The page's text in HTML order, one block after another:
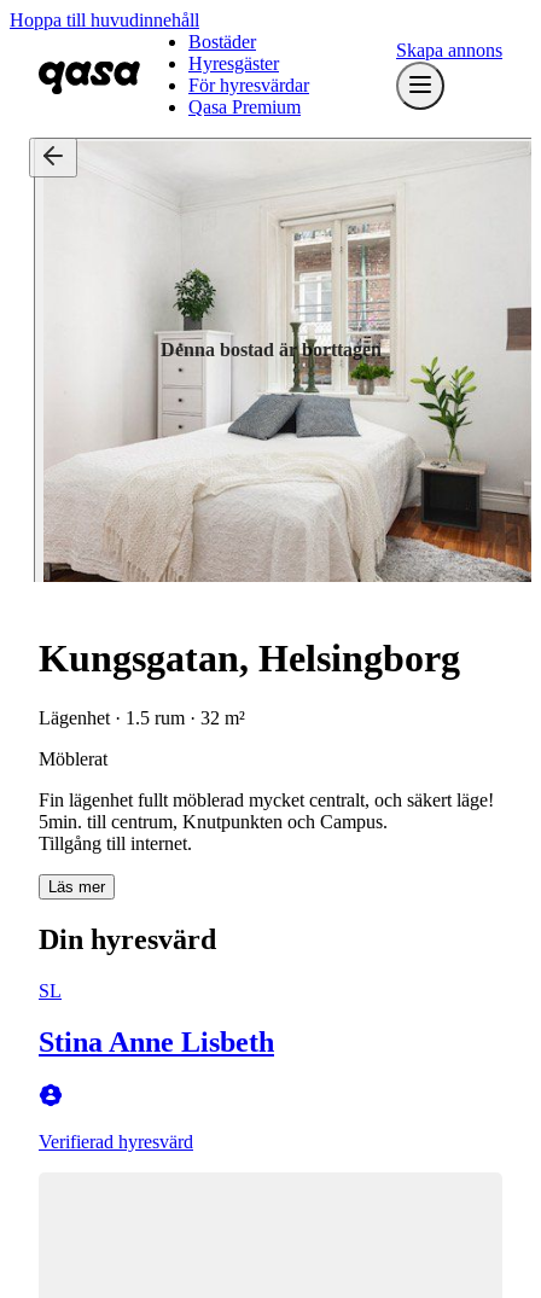
Hoppa till huvudinnehåll
Bostäder
Hyresgäster
För hyresvärdar
Qasa Premium
Skapa annons
Denna bostad är borttagen
Kungsgatan, Helsingborg
Lägenhet · 1.5 rum · 32 m²
Möblerat
Fin lägenhet fullt möblerad mycket centralt, och säkert läge!
5min. till centrum, Knutpunkten och Campus.
Läs mer
Din hyresvärd
SL
Stina Anne Lisbeth
Verifierad hyresvärd